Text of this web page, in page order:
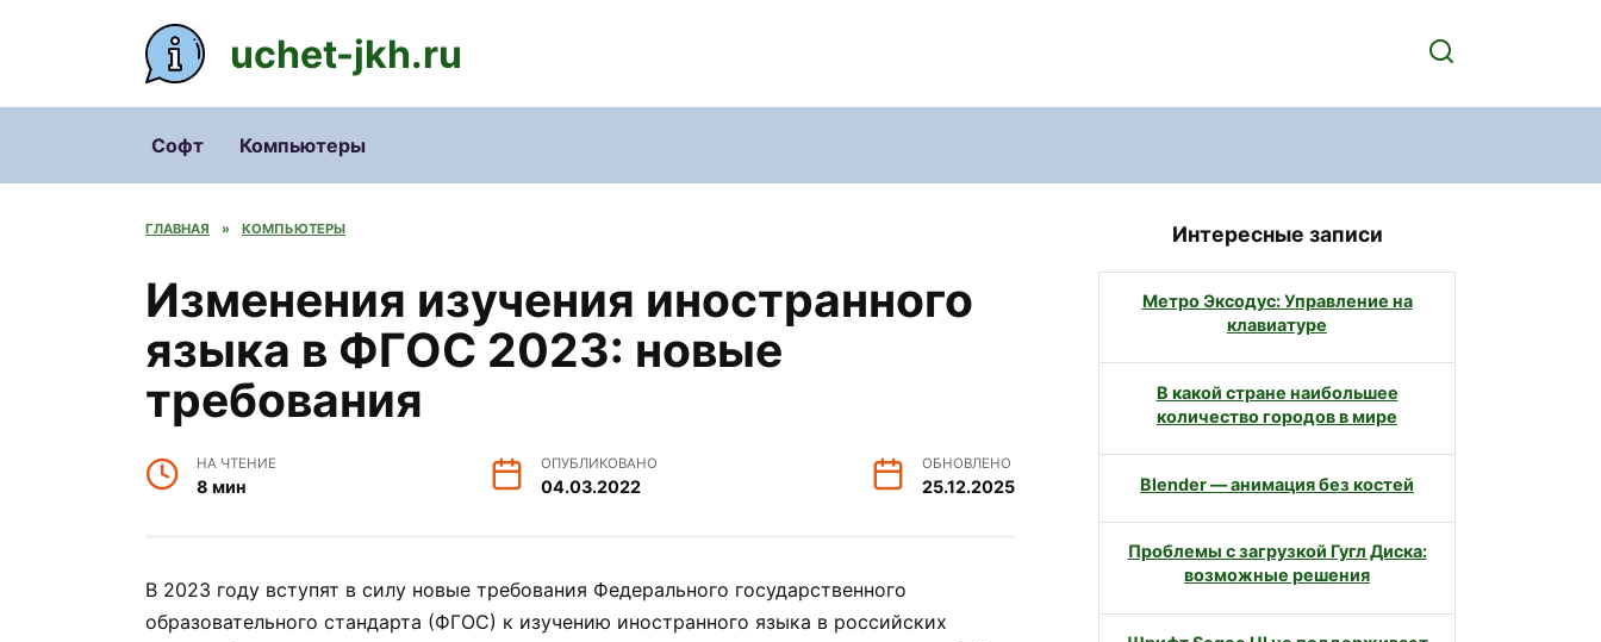
uchet-jkh.ru
Софт Компьютеры
ГЛАВНАЯ » КОМПЬЮТЕРЫ
Изменения изучения иностранного
языка в ФГОС 2023: новые
требования
НА ЧТЕНИЕ
8 мин
ОПУБЛИКОВАНО
04.03.2022
ОБНОВЛЕНО
25.12.2025
В 2023 году вступят в силу новые требования Федерального государственного
образовательного стандарта (ФГОС) к изучению иностранного языка в российских
Интересные записи
Метро Эксодус: Управление на
клавиатуре
В какой стране наибольшее
количество городов в мире
Blender — анимация без костей
Проблемы с загрузкой Гугл Диска:
возможные решения